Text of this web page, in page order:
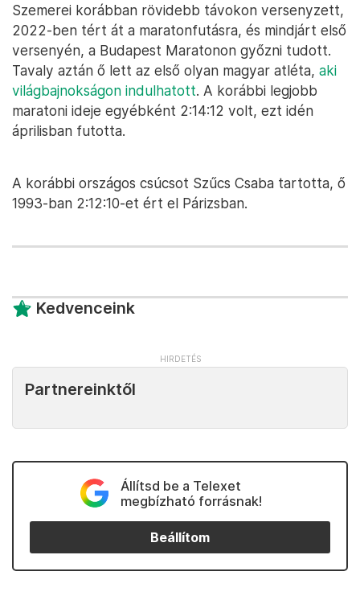
Szemerei korábban rövidebb távokon versenyzett,
2022-ben tért át a maratonfutásra, és mindjárt első
versenyén, a Budapest Maratonon győzni tudott.
Tavaly aztán ő lett az első olyan magyar atléta, aki
világbajnokságon indulhatott. A korábbi legjobb
maratoni ideje egyébként 2:14:12 volt, ezt idén
áprilisban futotta.
A korábbi országos csúcsot Szűcs Csaba tartotta, ő
1993-ban 2:12:10-et ért el Párizsban.
Kedvenceink
Partnereinktől
Állítsd be a Telexet
megbízható forrásnak!
Beállítom